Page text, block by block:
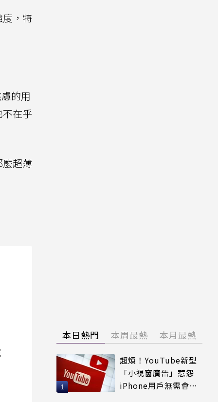
，特
的用
在乎
超薄
本日熱門 本周最熱 本月最熱
超煩！YouTube新型
「小視窗廣告」惹怨
iPhone用戶無需會員